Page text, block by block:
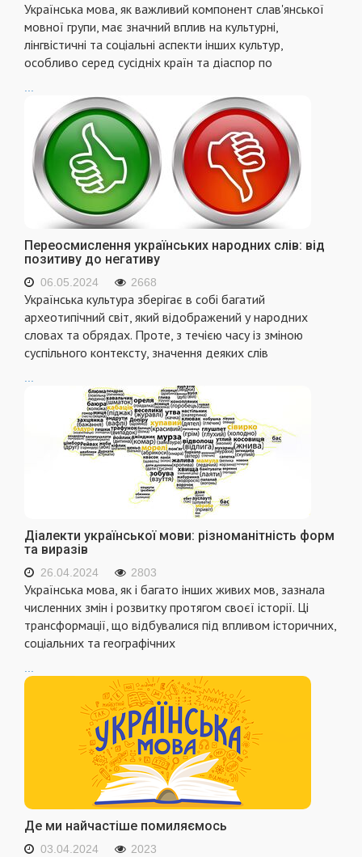
Українська мова, як важливий компонент слав'янської
мовної групи, має значний вплив на культурні,
лінгвістичні та соціальні аспекти інших культур,
особливо серед сусідніх країн та діаспор по
...
Переосмислення українських народних слів: від
позитиву до негативу
06.05.2024 2668
Українська культура зберігає в собі багатий
археотипічний світ, який відображений у народних
словах та обрядах. Проте, з течією часу із зміною
суспільного контексту, значення деяких слів
...
Діалекти української мови: різноманітність форм
та виразів
26.04.2024 2803
Українська мова, як і багато інших живих мов, зазнала
численних змін і розвитку протягом своєї історії. Ці
трансформації, що відбувалися під впливом історичних,
соціальних та географічних
...
Де ми найчастіше помиляємось
03.04.2024 2023